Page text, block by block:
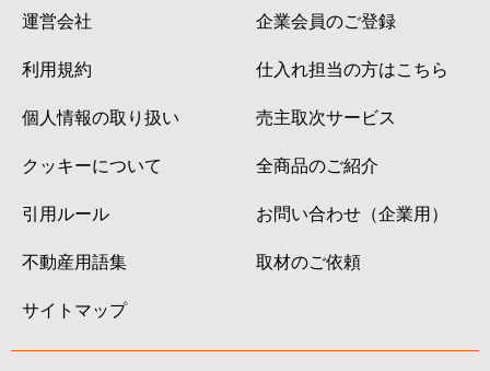
運営会社
利用規約
個人情報の取り扱い
クッキーについて
引用ルール
不動産用語集
サイトマップ
企業会員のご登録
仕入れ担当の方はこちら
売主取次サービス
全商品のご紹介
お問い合わせ（企業用）
取材のご依頼